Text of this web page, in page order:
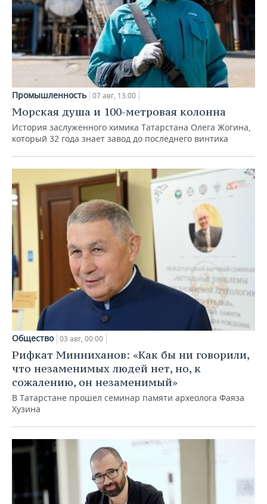
Промышленность 07 авг, 13:00
Морская душа и 100-метровая колонна
История заслуженного химика Татарстана Олега Жогина,
который 32 года знает завод до последнего винтика
Общество 03 авг, 00:00
Рифкат Минниханов: «Как бы ни говорили,
что незаменимых людей нет, но, к
сожалению, он незаменимый»
В Татарстане прошел семинар памяти археолога Фаяза
Хузина